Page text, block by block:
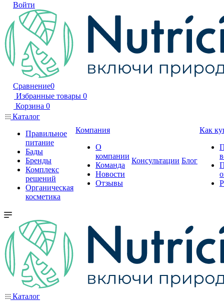
Войти
Сравнение0
Избранные товары 0
Корзина 0
Каталог
Правильное
питание
Бады
Бренды
Комплекс
решений
Органическая
косметика
Компания
О
компании
Команда
Новости
Отзывы
Консультации Блог
Как
Каталог